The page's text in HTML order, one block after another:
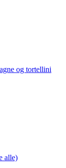
og tortellini
alle)